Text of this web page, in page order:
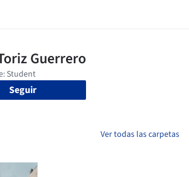
Seguir
Ver todas las carpetas